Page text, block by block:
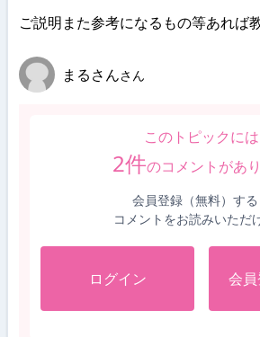
ご説明また参考になるもの等あれば
まるさんさん
このトピックには
2件のコメントがあ
会員登録（無料）する
コメントをお読みいただ
ログイン 会員